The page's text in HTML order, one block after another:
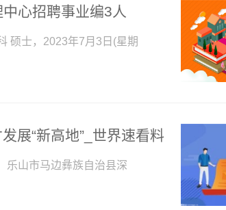
心招聘事业编3人
硕士，2023年7月3日(星期
展“新高地”_世界速看料
乐山市马边彝族自治县深